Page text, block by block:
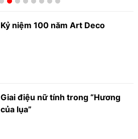
đổi số
Kỷ niệm 100 năm Art Deco
Giai điệu nữ tính trong “Hương
của lụa”